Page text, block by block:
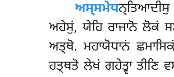
ਅਸ੍ਸਮੇਧਨ੍ਤਿਆਦੀਸੁ
ਅਹੇਸੁਂ, ਯੇਹਿ ਰਾਜਾਨੋਲੋਕਂ
ਅਤ੍ਥੋ. ਮਹਾਯੋਧਾਨਂ
ਹਤ੍ਥਤੋ ਲੇਖਂ ਗਹੇਤ੍ਵਾ ਤੀਣਿ